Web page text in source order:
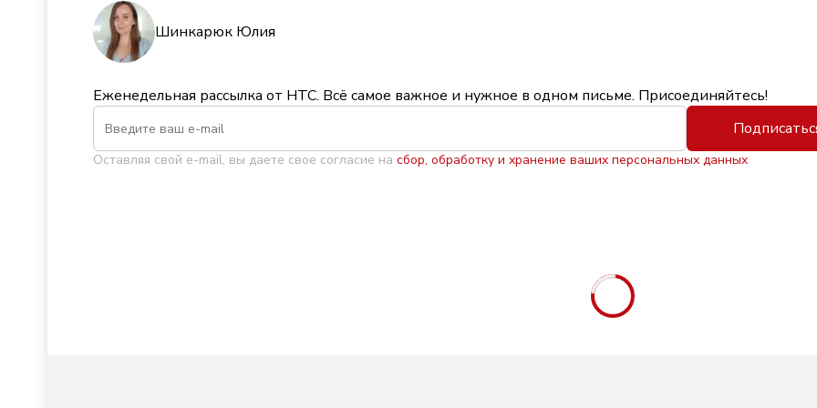
Шинкарюк Юлия
Еженедельная рассылка от НТС. Всё самое важное и нужное в одном письме. Присоединяйтесь!
Оставляя свой e-mail, вы даете свое согласие на сбор, обработку и хранение ваших персональных данных